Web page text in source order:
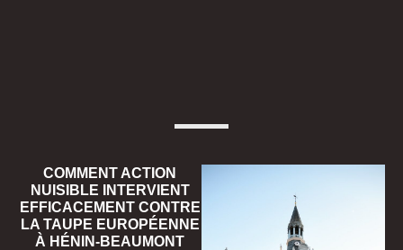
COMMENT ACTION
NUISIBLE INTERVIENT
EFFICACEMENT CONTRE
LA TAUPE EUROPÉENNE
À HÉNIN-BEAUMONT